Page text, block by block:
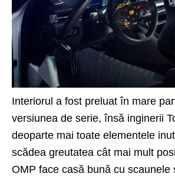
Interiorul a fost preluat în mare
versiunea de serie, însă inginerii
deoparte mai toate elementele
scădea greutatea cât mai mult
OMP face casă bună cu scaunele